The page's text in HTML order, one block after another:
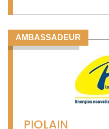
AMBASSADEUR
PIOLAIN